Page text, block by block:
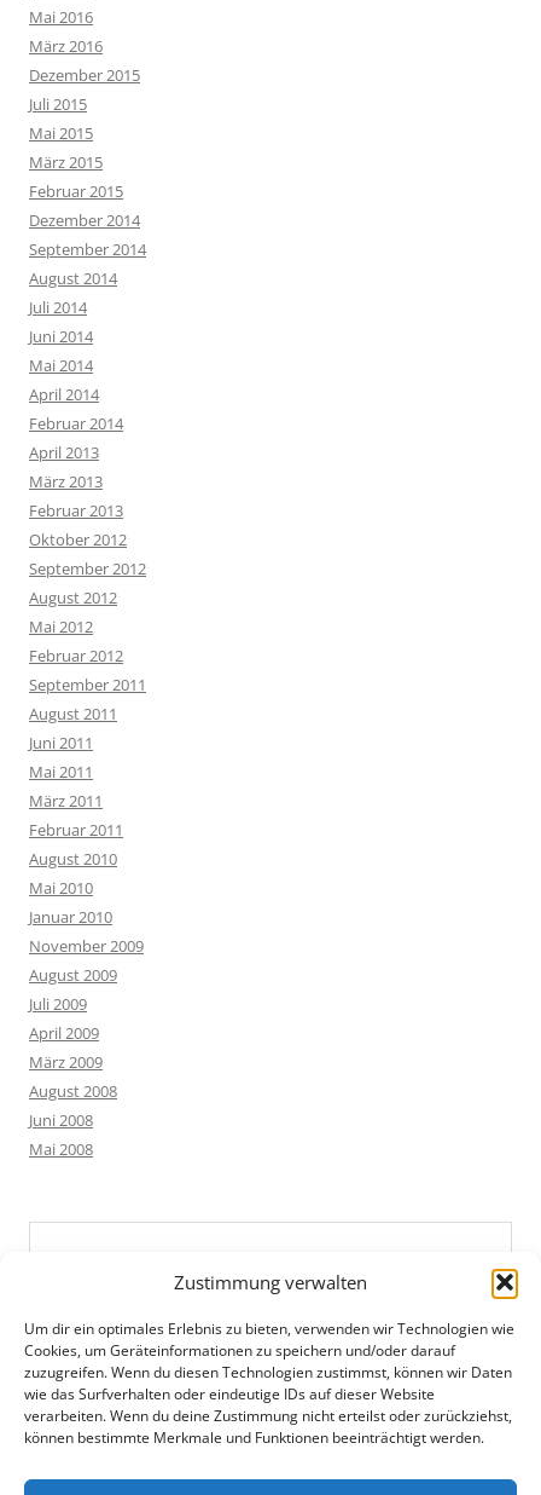
Zustimmung verwalten
Um dir ein optimales Erlebnis zu bieten, verwenden wir Technologien wie
Cookies, um Geräteinformationen zu speichern und/oder darauf
zuzugreifen. Wenn du diesen Technologien zustimmst, können wir Daten
wie das Surfverhalten oder eindeutige IDs auf dieser Website
verarbeiten. Wenn du deine Zustimmung nicht erteilst oder zurückziehst,
können bestimmte Merkmale und Funktionen beeinträchtigt werden.
Mai 2016
März 2016
Dezember 2015
Juli 2015
Mai 2015
März 2015
Februar 2015
Dezember 2014
September 2014
August 2014
Juli 2014
Juni 2014
Mai 2014
April 2014
Februar 2014
April 2013
März 2013
Februar 2013
Oktober 2012
September 2012
August 2012
Mai 2012
Februar 2012
September 2011
August 2011
Juni 2011
Mai 2011
März 2011
Februar 2011
August 2010
Mai 2010
Januar 2010
November 2009
August 2009
Juli 2009
April 2009
März 2009
August 2008
Juni 2008
Mai 2008